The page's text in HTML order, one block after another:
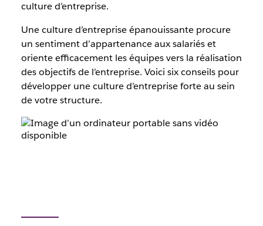
culture d’entreprise.
Une culture d’entreprise épanouissante procure
un sentiment d’appartenance aux salariés et
oriente efficacement les équipes vers la réalisation
des objectifs de l’entreprise. Voici six conseils pour
développer une culture d’entreprise forte au sein
de votre structure.